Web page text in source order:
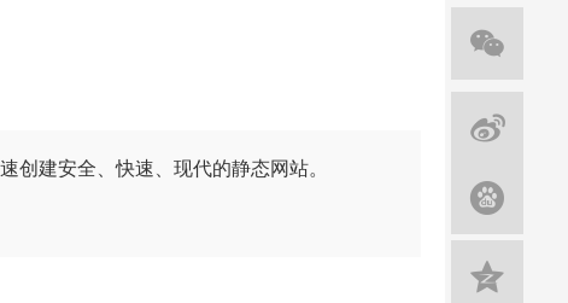
创建安全、快速、现代的静态网站。